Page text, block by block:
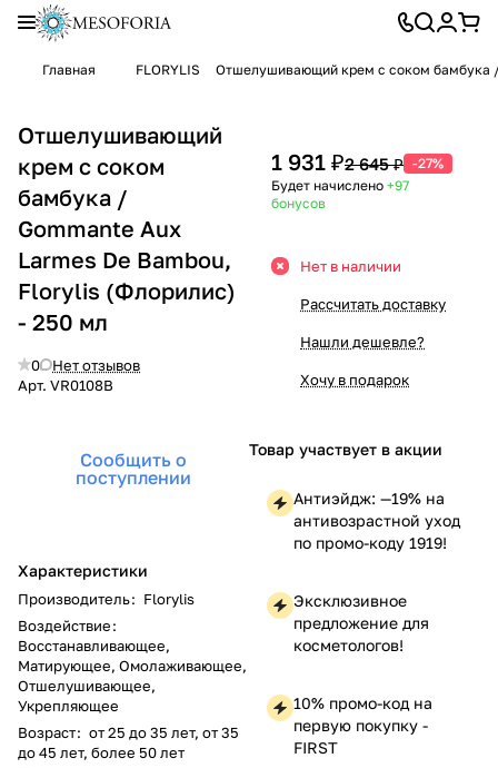
Главная FLORYLIS Отшелушивающий крем с соком бамбука
Отшелушивающий
крем с соком
бамбука /
Gommante Aux
Larmes De Bambou,
Florylis (Флорилис)
- 250 мл
0
Нет отзывов
Арт. VR0108B
Сообщить о
поступлении
Характеристики
Производитель: Florylis
Воздействие:
Восстанавливающее,
Матирующее, Омолаживающее,
Отшелушивающее,
Укрепляющее
Возраст: от 25 до 35 лет, от 35
до 45 лет, более 50 лет
1 931 ₽2 645 ₽ -27%
Будет начислено +97
бонусов
Нет в наличии
Рассчитать доставку
Нашли дешевле?
Хочу в подарок
Товар участвует в акции
Антиэйдж: —19% на
антивозрастной уход
по промо-коду 1919!
Эксклюзивное
предложение для
косметологов!
10% промо-код на
первую покупку -
FIRST